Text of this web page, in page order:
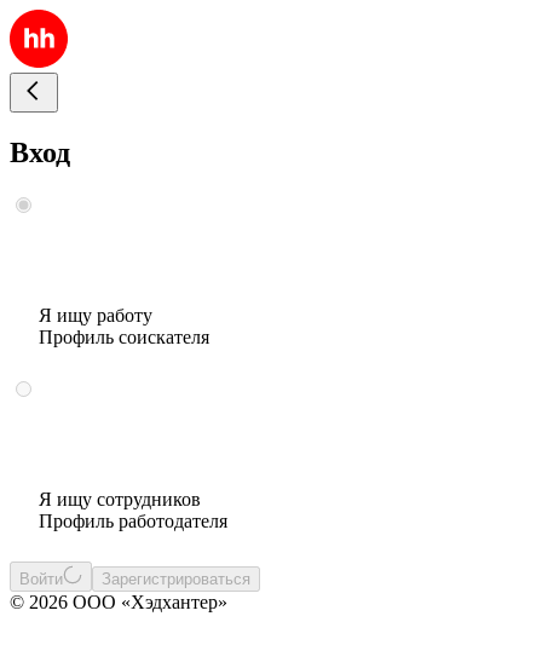
Вход
Я ищу работу
Профиль соискателя
Я ищу сотрудников
Профиль работодателя
Войти Зарегистрироваться
© 2026 ООО «Хэдхантер»